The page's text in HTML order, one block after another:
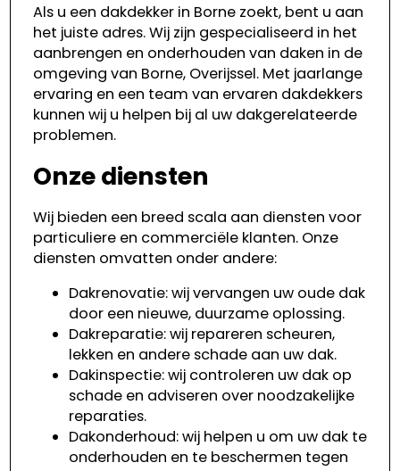
Als u een dakdekker in Borne zoekt, bent u aan
het juiste adres. Wij zijn gespecialiseerd in het
aanbrengen en onderhouden van daken in de
omgeving van Borne, Overijssel. Met jaarlange
ervaring en een team van ervaren dakdekkers
kunnen wij u helpen bij al uw dakgerelateerde
problemen.
Onze diensten
Wij bieden een breed scala aan diensten voor
particuliere en commerciële klanten. Onze
diensten omvatten onder andere:
Dakrenovatie: wij vervangen uw oude dak
door een nieuwe, duurzame oplossing.
Dakreparatie: wij repareren scheuren,
lekken en andere schade aan uw dak.
Dakinspectie: wij controleren uw dak op
schade en adviseren over noodzakelijke
reparaties.
Dakonderhoud: wij helpen u om uw dak te
onderhouden en te beschermen tegen